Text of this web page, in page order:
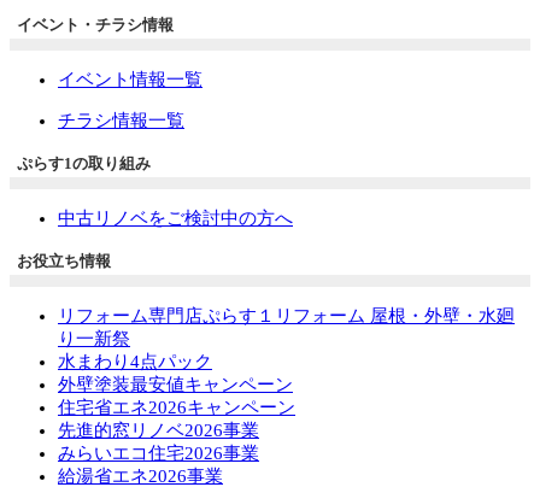
イベント・チラシ情報
イベント情報一覧
チラシ情報一覧
ぷらす1の取り組み
中古リノベをご検討中の方へ
お役立ち情報
リフォーム専門店ぷらす１リフォーム 屋根・外壁・水廻
り一新祭
水まわり4点パック
外壁塗装最安値キャンペーン
住宅省エネ2026キャンペーン
先進的窓リノベ2026事業
みらいエコ住宅2026事業
給湯省エネ2026事業